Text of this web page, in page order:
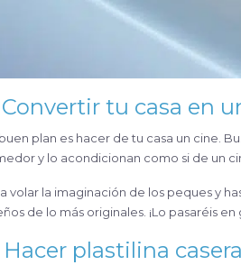
Convertir tu casa en
plan es hacer de tu casa un cine.
y lo acondicionan como si de un
volar la imaginación de los peques y
de lo más originales. ¡Lo pasaréis en
Hacer plastilina casera